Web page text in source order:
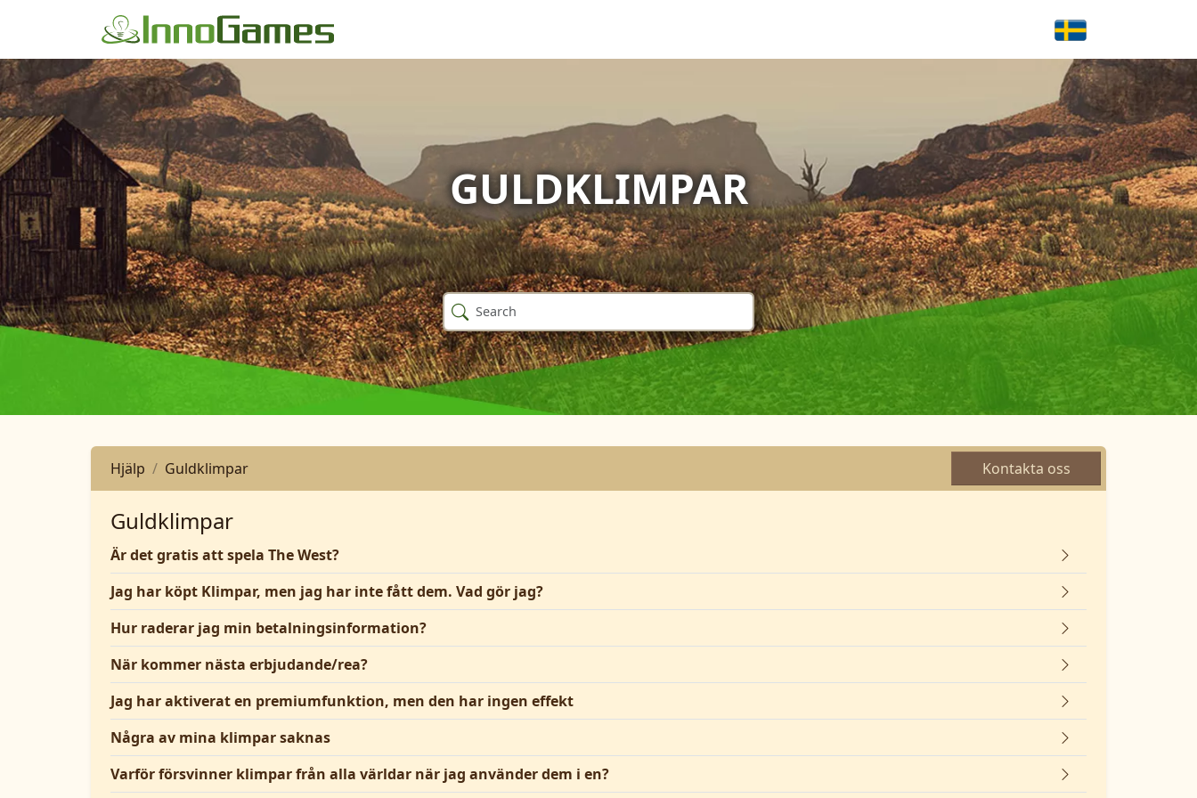
GULDKLIMPAR
Hjälp Guldklimpar Kontakta oss
Guldklimpar
Är det gratis att spela The West?
Jag har köpt Klimpar, men jag har inte fått dem. Vad gör jag?
Hur raderar jag min betalningsinformation?
När kommer nästa erbjudande/rea?
Jag har aktiverat en premiumfunktion, men den har ingen effekt
Några av mina klimpar saknas
Varför försvinner klimpar från alla världar när jag använder dem i en?